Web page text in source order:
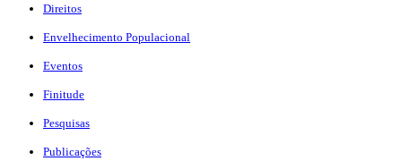
Direitos
Envelhecimento Populacional
Eventos
Finitude
Pesquisas
Publicações